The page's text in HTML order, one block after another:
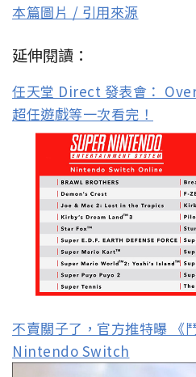
本篇圖片 / 引用來源
延伸閱讀：
任天堂 Direct 發表會：
超任遊戲等一次看完！
不賣關子了，官方推特曝 《
Nintendo Switch